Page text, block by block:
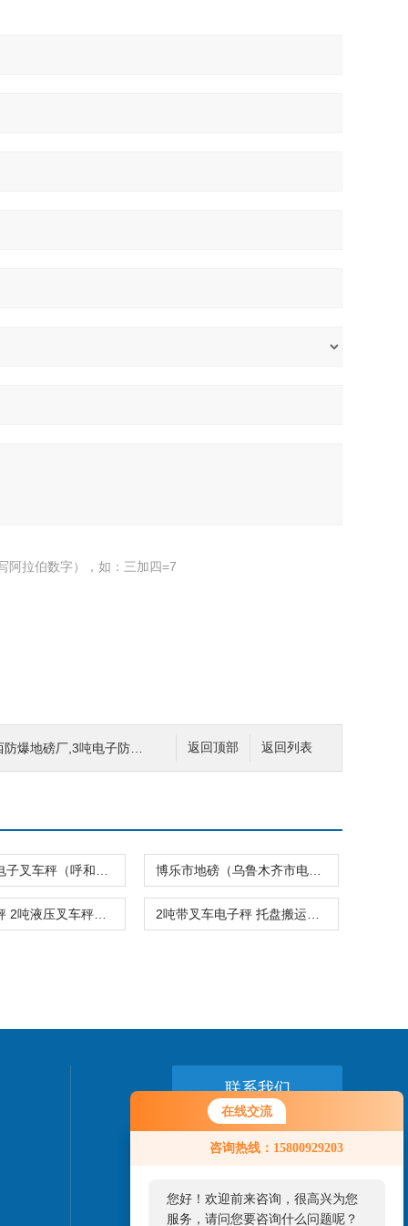
在线交流
咨询热线：15800929203
您好！欢迎前来咨询，很高兴为您
服务，请问您要咨询什么问题呢？
阿拉伯数字），如：三加四=7
返回列表
返回顶部
,3吨电子防爆地磅,5000kg电子地磅
联系我们
24小时热线：